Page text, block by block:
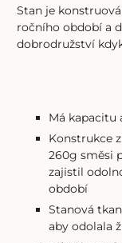
Stan je
ročního období a
dobrodružství
Má kapacitu
Konstrukce
260g směsi
zajistil
období
Stanová
aby odolala